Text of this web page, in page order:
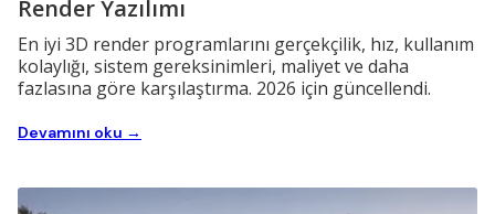
Render Yazılımı
En iyi 3D render programlarını gerçekçilik, hız, kullanım
kolaylığı, sistem gereksinimleri, maliyet ve daha
fazlasına göre karşılaştırma. 2026 için güncellendi.
Devamını oku →